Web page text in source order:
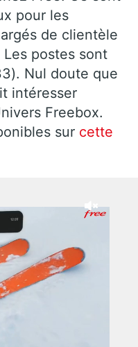
pour les
de clientèle
postes sont
Nul doute que
intéresser
Freebox.
sur cette